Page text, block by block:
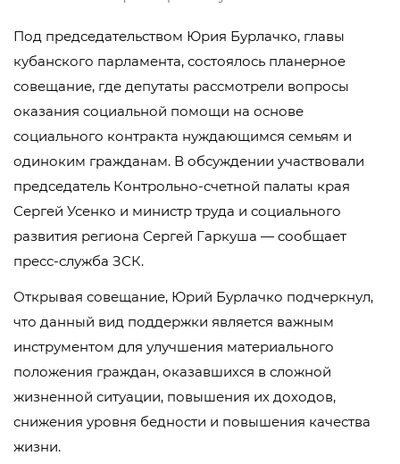
Под председательством Юрия Бурлачко, главы
кубанского парламента, состоялось планерное
совещание, где депутаты рассмотрели вопросы
оказания социальной помощи на основе
социального контракта нуждающимся семьям и
одиноким гражданам. В обсуждении участвовали
председатель Контрольно-счетной палаты края
Сергей Усенко и министр труда и социального
развития региона Сергей Гаркуша — сообщает
пресс-служба ЗСК.
Открывая совещание, Юрий Бурлачко подчеркнул,
что данный вид поддержки является важным
инструментом для улучшения материального
положения граждан, оказавшихся в сложной
жизненной ситуации, повышения их доходов,
снижения уровня бедности и повышения качества
жизни.